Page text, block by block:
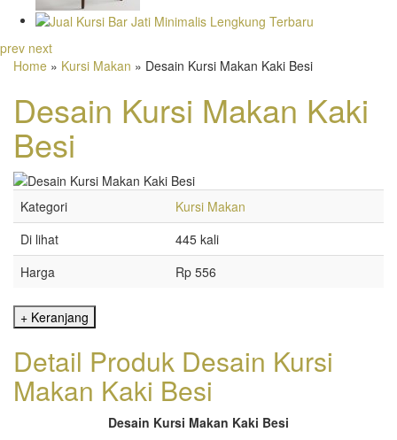
prev next
Home » Kursi Makan » Desain Kursi Makan Kaki Besi
Desain Kursi Makan Kaki
Besi
Kategori
Kursi Makan
Di lihat
445 kali
Harga
Rp 556
Detail Produk Desain Kursi
Makan Kaki Besi
Desain Kursi Makan Kaki Besi